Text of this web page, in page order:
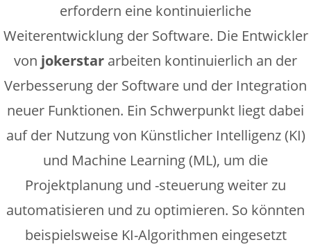
erfordern eine kontinuierliche
Weiterentwicklung der Software. Die Entwickler
von jokerstar arbeiten kontinuierlich an der
Verbesserung der Software und der Integration
neuer Funktionen. Ein Schwerpunkt liegt dabei
auf der Nutzung von Künstlicher Intelligenz (KI)
und Machine Learning (ML), um die
Projektplanung und -steuerung weiter zu
automatisieren und zu optimieren. So könnten
beispielsweise KI-Algorithmen eingesetzt